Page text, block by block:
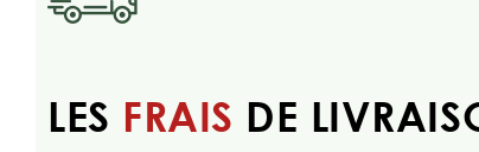
LES FRAIS DE